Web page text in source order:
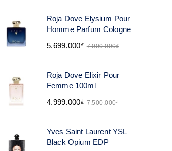
Roja Dove Elysium Pour
Homme Parfum Cologne
5.699.000₫ 7.000.000₫
Roja Dove Elixir Pour
Femme 100ml
4.999.000₫ 7.500.000₫
Yves Saint Laurent YSL
Black Opium EDP